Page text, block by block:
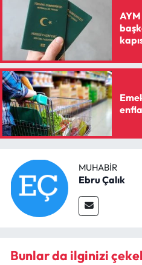
MUHABIR
Ebru Çalık
Bunlar da ilginizi